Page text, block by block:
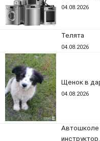
04.08.2026
Телята
04.08.2026
Щенок в
04.08.2026
Автошколе
инструктор.